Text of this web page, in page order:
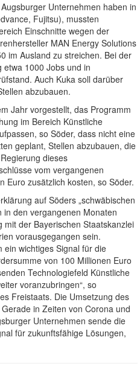
Unternehmen haben in
Fujitsu), mussten
Einschnitte wegen der
MAN Energy Solutions
im Ausland zu streichen. Bei der
etwa 1000 Jobs und in
Auch Kuka soll darüber
abzubauen.
Jahr vorgestellt, das Programm
im Bereich Künstliche
so Söder, dass nicht eine
geplant, Stellen abzubauen, die
dieses
vom vergangenen
Euro zusätzlich kosten, so Söder.
auf Söders „schwäbischen
in den vergangenen Monaten
der Bayerischen Staatskanzlei
vorausgegangen sein.
wichtiges Signal für die
von 100 Millionen Euro
Technologiefeld Künstliche
voranzubringen“, so
Freistaats. Die Umsetzung des
in Zeiten von Corona und
Unternehmen sende die
für zukunftsfähige Lösungen,